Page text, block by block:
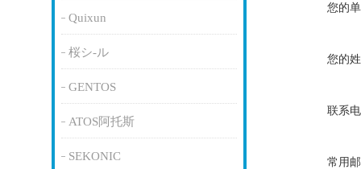
Quixun
桜シ-ル
GENTOS
ATOS阿托斯
SEKONIC
您的
您的
联系
常用